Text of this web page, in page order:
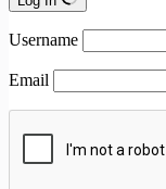
Username
Email